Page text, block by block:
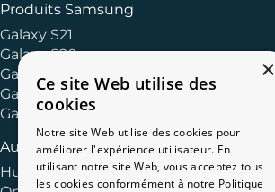
Autres Marques
Huawei
Produits Samsung
Galaxy S21
Galaxy S20
Galaxy Série S
Galaxy Série A
Galaxy Série J
×
Ce site Web utilise des
cookies
Notre site Web utilise des cookies pour
améliorer l'expérience utilisateur. En
utilisant notre site Web, vous acceptez tous
les cookies conformément à notre Politique